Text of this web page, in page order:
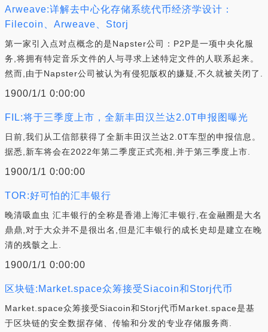
Arweave:详解去中心化存储系统代币经济学设计：
Filecoin、Arweave、Storj
第一家引入点对点概念的是Napster公司：P2P是一项中央化服
务,将拥有特定音乐文件的人与寻求上述特定文件的人联系起来。
然而,由于Napster公司被认为有侵犯版权的嫌疑,不久就被关闭了.
1900/1/1 0:00:00
FIL:将于三季度上市，全新丰田汉兰达2.0T申报图曝光
日前,我们从工信部获得了全新丰田汉兰达2.0T车型的申报信息。
据悉,新车将会在2022年第二季度正式亮相,并于第三季度上市.
1900/1/1 0:00:00
TOR:好可怕的汇丰银行
晚清吸血虫 汇丰银行的全称是香港上海汇丰银行,在金融圈是大名
鼎鼎,对于大众并不是很出名,但是汇丰银行的成长史却是建立在晚
清的残骸之上.
1900/1/1 0:00:00
区块链:Market.space众筹接受Siacoin和Storj代币
Market.space众筹接受Siacoin和Storj代币Market.space是基
于区块链的安全数据存储、传输和分发的专业存储服务商.